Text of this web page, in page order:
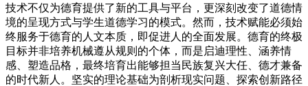
技术不仅为德育提供了新的工具与平台，更深刻改变了道德情
境的呈现方式与学生道德学习的模式。然而，技术赋能必须始
终服务于德育的人文本质，即促进人的全面发展。德育的终极
目标并非培养机械遵从规则的个体，而是启迪理性、涵养情
感、塑造品格，最终培育出能够担当民族复兴大任、德才兼备
的时代新人。坚实的理论基础为剖析现实问题、探索创新路径